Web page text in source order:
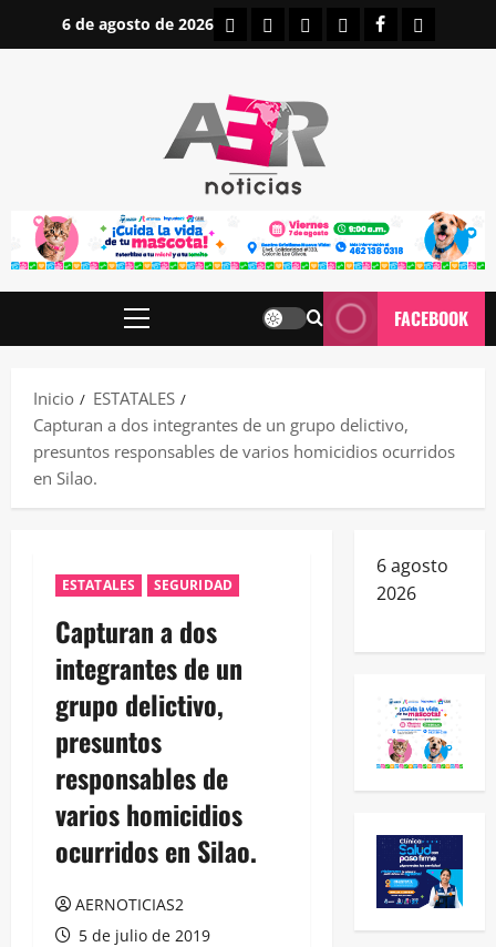
6 de agosto de 2026 INICIOIRAPUATO
ESTATALES
NACIONALES
FACEBOOK
Menú
FACEBOOK
Inicio
ESTATALES
Capturan a dos integrantes de un grupo delictivo,
presuntos responsables de varios homicidios ocurridos
en Silao.
ESTATALES SEGURIDAD
Capturan a dos
integrantes de un
grupo delictivo,
presuntos
responsables de
varios homicidios
ocurridos en Silao.
AERNOTICIAS2
5 de julio de 2019
6 agosto
2026